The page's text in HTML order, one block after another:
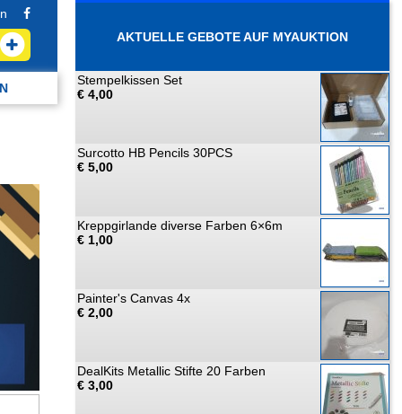
AKTUELLE GEBOTE AUF MYAUKTION
Stempelkissen Set
€ 4,00
Surcotto HB Pencils 30PCS
€ 5,00
Kreppgirlande diverse Farben 6×6m
€ 1,00
Painter's Canvas 4x
€ 2,00
DealKits Metallic Stifte 20 Farben
€ 3,00